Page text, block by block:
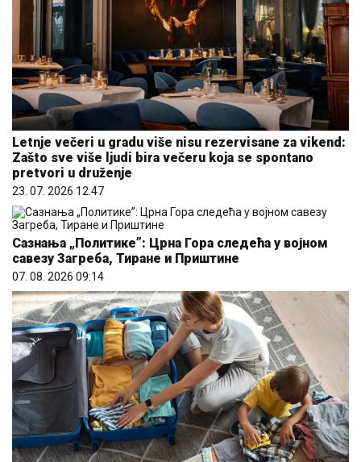
Letnje večeri u gradu više nisu rezervisane za vikend:
Zašto sve više ljudi bira večeru koja se spontano
pretvori u druženje
23. 07. 2026 12:47
Сазнања „Политике”: Црна Гора следећа у војном
савезу Загреба, Тиране и Приштине
07. 08. 2026 09:14